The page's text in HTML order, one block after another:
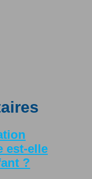
est-elle
?